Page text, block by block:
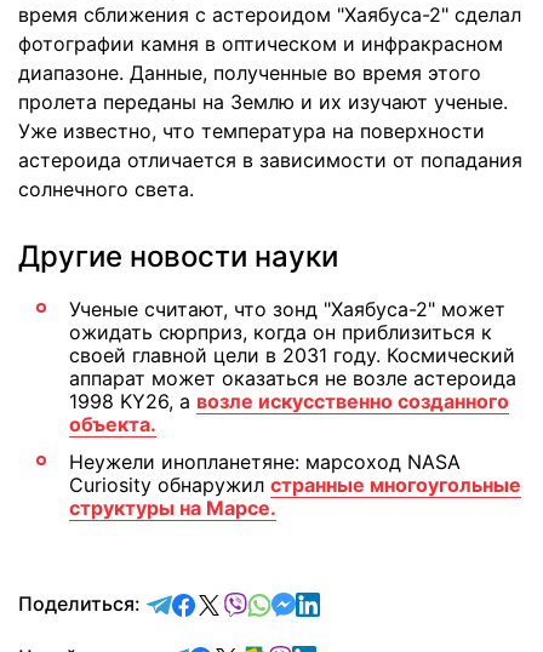
время сближения с астероидом "Хаябуса-2" сделал
фотографии камня в оптическом и инфракрасном
диапазоне. Данные, полученные во время этого
пролета переданы на Землю и их изучают ученые.
Уже известно, что температура на поверхности
астероида отличается в зависимости от попадания
солнечного света.
Другие новости науки
Ученые считают, что зонд "Хаябуса-2" может
ожидать сюрприз, когда он приблизиться к
своей главной цели в 2031 году. Космический
аппарат может оказаться не возле астероида
1998 KY26, а возле искусственно созданного
объекта.
Неужели инопланетяне: марсоход NASA
Curiosity обнаружил странные многоугольные
структуры на Марсе.
Поделиться: отправить в Telegram
поделиться в Facebook
поделиться в X
отправить в Viber
отправить в Whatsapp
отправить в Messenger
отправить в LinkedIn